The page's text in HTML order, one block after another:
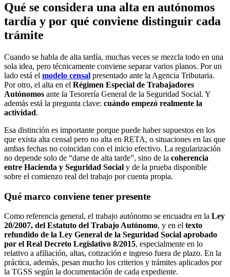
Qué se considera una alta en autónomos
tardía y por qué conviene distinguir cada
trámite
Cuando se habla de alta tardía, muchas veces se mezcla todo en una
sola idea, pero técnicamente conviene separar varios planos. Por un
lado está el modelo censal presentado ante la Agencia Tributaria.
Por otro, el alta en el Régimen Especial de Trabajadores
Autónomos ante la Tesorería General de la Seguridad Social. Y
además está la pregunta clave: cuándo empezó realmente la
actividad.
Esa distinción es importante porque puede haber supuestos en los
que exista alta censal pero no alta en RETA, o situaciones en las que
ambas fechas no coincidan con el inicio efectivo. La regularización
no depende solo de “darse de alta tarde”, sino de la coherencia
entre Hacienda y Seguridad Social y de la prueba disponible
sobre el comienzo real del trabajo por cuenta propia.
Qué marco conviene tener presente
Como referencia general, el trabajo autónomo se encuadra en la Ley
20/2007, del Estatuto del Trabajo Autónomo, y en el texto
refundido de la Ley General de la Seguridad Social aprobado
por el Real Decreto Legislativo 8/2015, especialmente en lo
relativo a afiliación, altas, cotización e ingreso fuera de plazo. En la
práctica, además, pesan mucho los criterios y trámites aplicados por
la TGSS según la documentación de cada expediente.